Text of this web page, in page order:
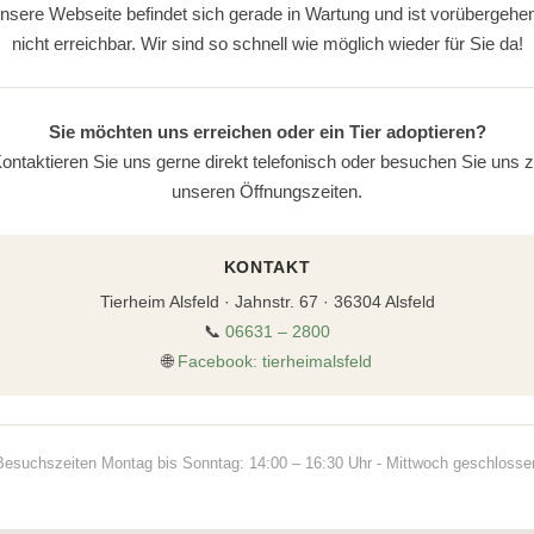
Webseite befindet sich gerade in Wartung und ist
nicht erreichbar. Wir sind so schnell wie möglich wieder für Sie da!
Sie möchten uns erreichen oder ein Tier adoptieren?
Sie uns gerne direkt telefonisch oder besuchen Sie uns
unseren Öffnungszeiten.
KONTAKT
Tierheim Alsfeld · Jahnstr. 67 · 36304 Alsfeld
📞 06631 – 2800
🌐 Facebook: tierheimalsfeld
Montag bis Sonntag: 14:00 – 16:30 Uhr - Mittwoch